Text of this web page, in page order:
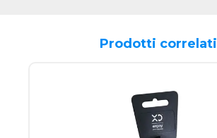
Prodotti correlati